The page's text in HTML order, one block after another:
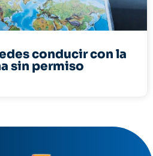
conducir con la
sin permiso